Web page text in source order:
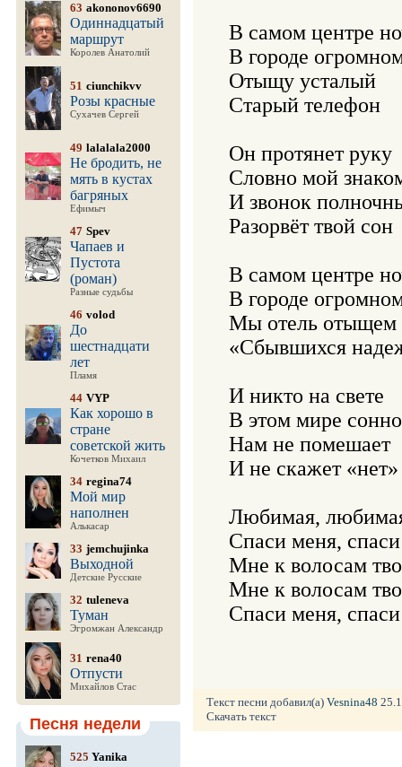
63 akononov6690
Одиннадцатый
маршрут
Королев Анатолий
51 ciunchikvv
Розы красные
Сухачев Сергей
49 lalalala2000
Не бродить, не
мять в кустах
багряных
Ефимыч
47 Spev
Чапаев и
Пустота
(роман)
Разные судьбы
46 volod
До
шестнадцати
лет
Пламя
44 VYP
Как хорошо в
стране
советской жить
Кочетков Михаил
34 regina74
Мой мир
наполнен
Алькасар
33 jemchujinka
Выходной
Детские Русские
32 tuleneva
Туман
Эгромжан Александр
31 rena40
Отпусти
Михайлов Стас
Песня недели
525 Yanika
В самом центре
В городе
Отыщу усталый
Старый телефон
Он протянет руку
Словно мой
И звонок
Разорвёт твой сон
В самом центре
В городе
Мы отель отыщем
«Сбывшихся
И никто на свете
В этом мире
Нам не помешает
И не скажет «нет»
Любимая,
Спаси меня,
Мне к волосам
Мне к волосам
Спаси меня,
Текст песни добавил(а) Vesnina48
Скачать текст